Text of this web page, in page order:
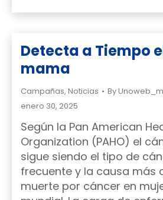
Detecta a Tiempo
mama
Campañas, Noticias By
enero 30, 2025
Según la Pan American
Organization (PAHO) el
sigue siendo el tipo de
frecuente y la causa más
muerte por cáncer en